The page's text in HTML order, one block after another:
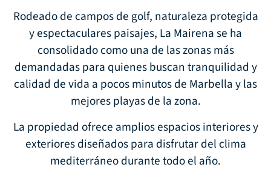
Rodeado de campos de golf, naturaleza protegida
y espectaculares paisajes, La Mairena se ha
consolidado como una de las zonas más
demandadas para quienes buscan tranquilidad y
calidad de vida a pocos minutos de Marbella y las
mejores playas de la zona.
La propiedad ofrece amplios espacios interiores y
exteriores diseñados para disfrutar del clima
mediterráneo durante todo el año.